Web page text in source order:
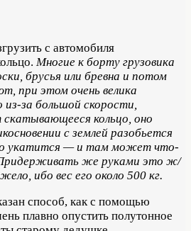
с автомобиля
Многие к борту грузовика
брусья или бревна и потом
при этом очень велика
за большой скорости,
кольцо, оно
с землей разобьется
укатится — и там может что-
же руками это ж/
ибо вес его около 500 кг.
способ, как с помощью
плавно опустить полутонное